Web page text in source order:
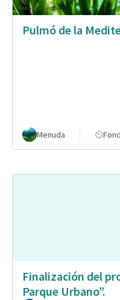
Pulmó de la
Menuda
Finalización del
Parque Urbano”.